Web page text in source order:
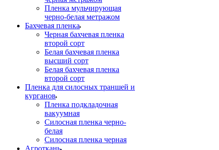
Пленка мульчирующая
черно-белая метражом
Бахчевая пленка
Черная бахчевая пленка
второй сорт
Белая бахчевая пленка
высший сорт
Белая бахчевая пленка
второй сорт
Пленка для силосных траншей и
курганов
Пленка подкладочная
вакуумная
Силосная пленка черно-
белая
Силосная пленка черная
Агроткань